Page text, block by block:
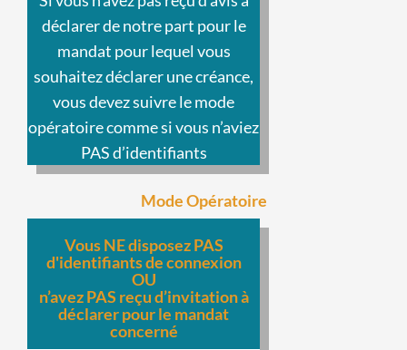
déclarer de notre part pour le
mandat pour lequel vous
souhaitez déclarer une créance,
vous devez suivre le mode
opératoire comme si vous n’aviez
PAS d’identifiants
Mode Opératoire
Vous NE disposez PAS
d'identifiants de connexion
OU
n’avez PAS reçu d’invitation à
déclarer pour le mandat
concerné